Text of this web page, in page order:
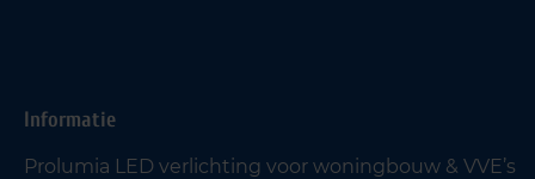
Informatie
Prolumia LED verlichting voor woningbouw & VVE’s